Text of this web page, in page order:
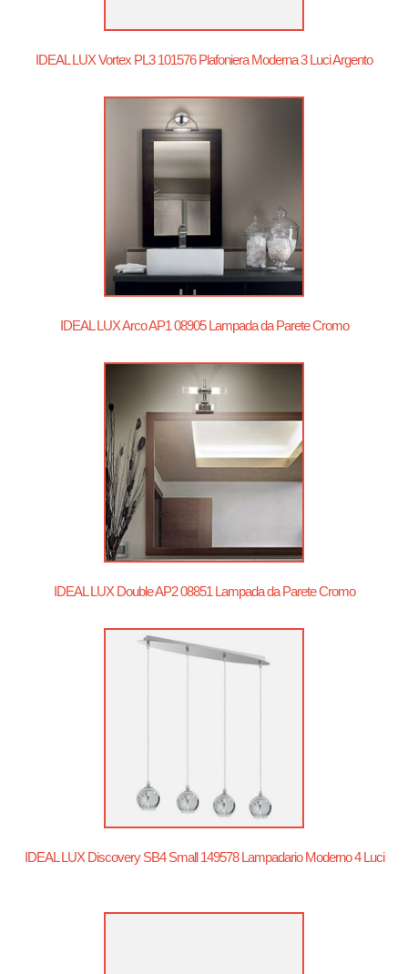
IDEAL LUX Vortex PL3 101576 Plafoniera Moderna 3 Luci Argento
IDEAL LUX Arco AP1 08905 Lampada da Parete Cromo
IDEAL LUX Double AP2 08851 Lampada da Parete Cromo
IDEAL LUX Discovery SB4 Small 149578 Lampadario Moderno 4 Luci